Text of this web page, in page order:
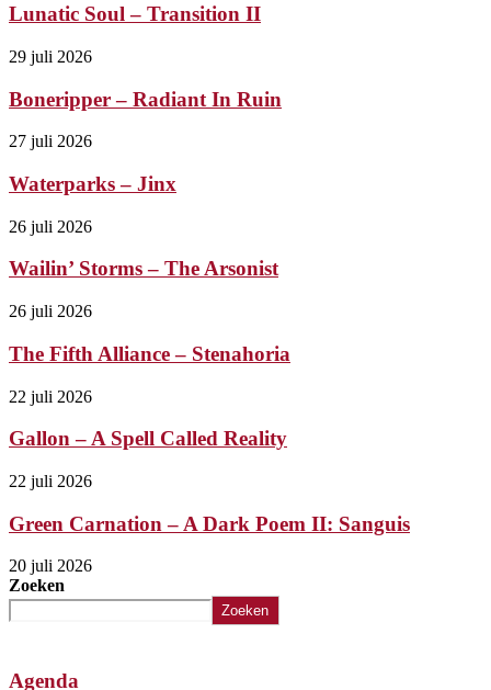
Lunatic Soul – Transition II
29 juli 2026
Boneripper – Radiant In Ruin
27 juli 2026
Waterparks – Jinx
26 juli 2026
Wailin’ Storms – The Arsonist
26 juli 2026
The Fifth Alliance – Stenahoria
22 juli 2026
Gallon – A Spell Called Reality
22 juli 2026
Green Carnation – A Dark Poem II: Sanguis
20 juli 2026
Zoeken
Zoeken
Agenda